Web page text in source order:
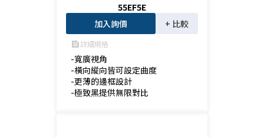
55EF5E
加入詢價
+ 比較
feed詳細規格
-寬廣視角
-橫向縱向皆可設定曲度
-更薄的邊框設計
-極致黑提供無限對比